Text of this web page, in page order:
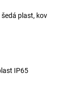
plast, kov
IP65